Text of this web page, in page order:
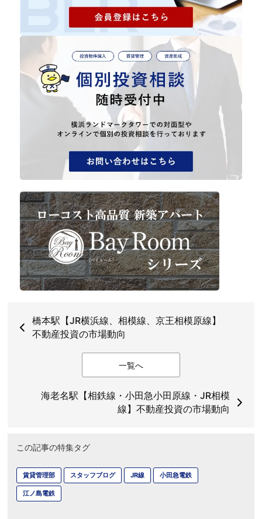
橋本駅【JR横浜線、相模線、京王相模原線】
不動産投資の市場動向
一覧へ
海老名駅【相鉄線・小田急小田原線・JR相模
線】不動産投資の市場動向
この記事の特集タグ
賃貸管理部 スタッフブログ JR線 小田急電鉄
江ノ島電鉄